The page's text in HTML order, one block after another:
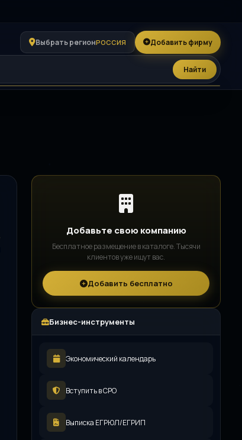
Найти
Выбрать регионРОССИЯ Добавить фирму
Добавьте свою компанию
Бесплатное размещение в каталоге. Тысячи
клиентов уже ищут вас.
Добавить бесплатно
Бизнес-инструменты
Экономический календарь
Вступить в СРО
Выписка ЕГРЮЛ/ЕГРИП